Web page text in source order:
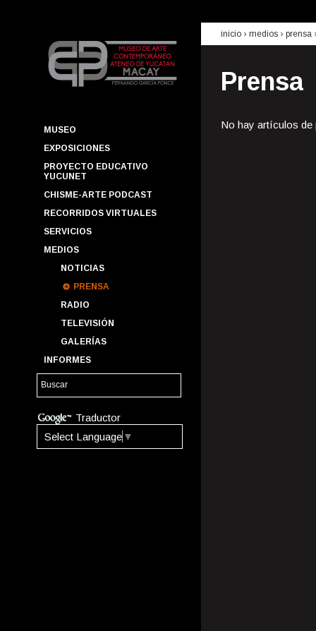
MUSEO
EXPOSICIONES
PROYECTO EDUCATIVO
YUCUNET
CHISME-ARTE PODCAST
RECORRIDOS VIRTUALES
SERVICIOS
MEDIOS
NOTICIAS
PRENSA
RADIO
TELEVISIÓN
GALERÍAS
INFORMES
Traductor
Select Language ▼
inicio › medios › prensa
Prensa
No hay artículos de